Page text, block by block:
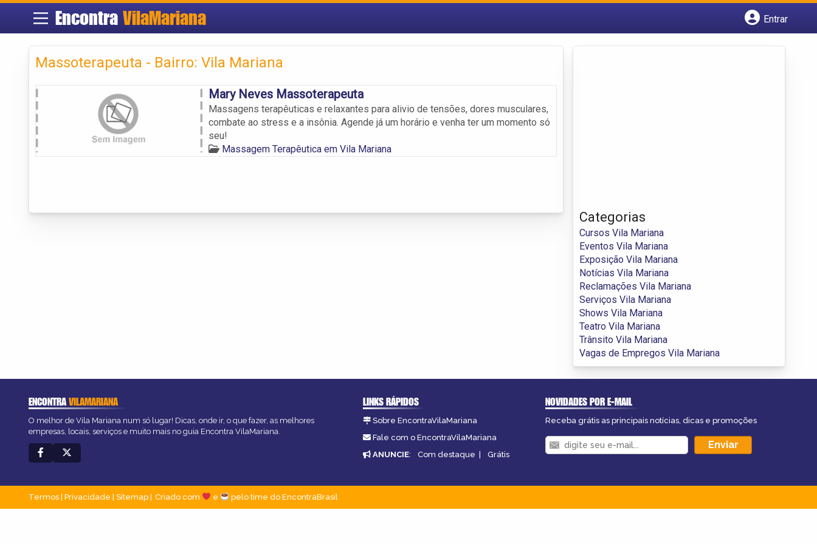
Encontra VilaMariana
Entrar
Massoterapeuta - Bairro: Vila Mariana
Mary Neves Massoterapeuta
Massagens terapêuticas e relaxantes para alivio de tensões, dores musculares,
combate ao stress e a insônia. Agende já um horário e venha ter um momento só
seu!
Massagem Terapêutica em Vila Mariana
Categorias
Cursos Vila Mariana
Eventos Vila Mariana
Exposição Vila Mariana
Notícias Vila Mariana
Reclamações Vila Mariana
Serviços Vila Mariana
Shows Vila Mariana
Teatro Vila Mariana
Trânsito Vila Mariana
Vagas de Empregos Vila Mariana
ENCONTRAVILAMARIANA
O melhor de Vila Mariana num só lugar! Dicas, onde ir, o que fazer, as melhores
empresas, locais, serviços e muito mais no guia Encontra VilaMariana.
LINKS RÁPIDOS
Sobre EncontraVilaMariana
Fale com o EncontraVilaMariana
ANUNCIE: Com destaque | Grátis
NOVIDADES POR E-MAIL
Receba grátis as principais notícias, dicas e promoções
Termos Privacidade Sitemap Criado com e pelo time do EncontraBrasil